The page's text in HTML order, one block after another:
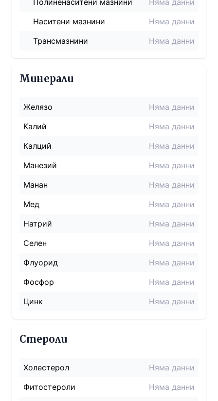
Полиненаситени мазнини
Няма данни
Наситени мазнини
Няма данни
Трансмазнини
Няма данни
Минерали
Желязо
Няма данни
Калий
Няма данни
Калций
Няма данни
Манезий
Няма данни
Манан
Няма данни
Мед
Няма данни
Натрий
Няма данни
Селен
Няма данни
Флуорид
Няма данни
Фосфор
Няма данни
Цинк
Няма данни
Стероли
Холестерол
Няма данни
Фитостероли
Няма данни